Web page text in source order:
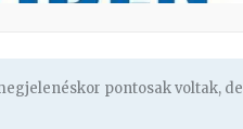
pontosak voltak, de